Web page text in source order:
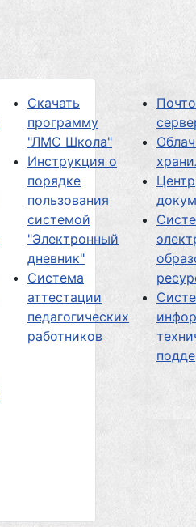
Скачать
программу
"ЛМС Школа"
Инструкция о
порядке
пользования
системой
"Электронный
дневник"
Система
аттестации
педагогических
работников
Центр